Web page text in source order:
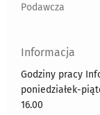
Podawcza
Informacja
Godziny pracy
poniedziałek-
16.00